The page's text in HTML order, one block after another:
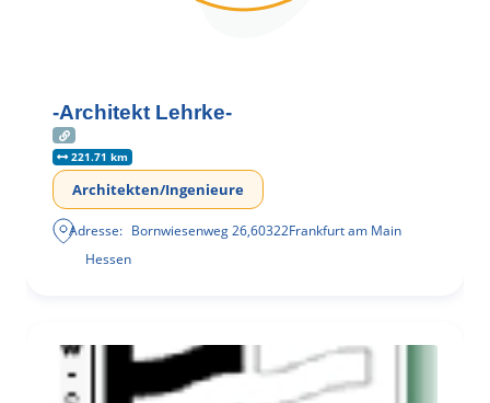
-Architekt Lehrke-
221.71 km
Architekten/Ingenieure
Adresse: Bornwiesenweg 26,60322Frankfurt am Main
Hessen